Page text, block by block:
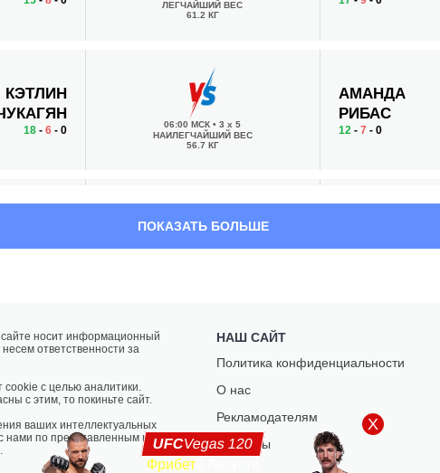
ЛЕГЧАЙШИЙ ВЕС
61.2 КГ
КЭТЛИН
18- 6- 0 06:00 МСК• 3 x 5
НАИЛЕГЧАЙШИЙ ВЕС
56.7 КГ
АМАНДА
РИБАС
12 -7 - 0
ДЖЕЙК
12-5- 0
3 x 5
НАИЛЕГЧАЙШИЙ ВЕС
НАСЦИМЕНТО
МАЙКЛ АЛАН
ПОКАЗАТЬ БОЛЬШЕ
сайте носит информационный
ответственности за
cookie с целью аналитики.
с этим, то покиньте сайт.
ваших интеллектуальных
нами по представленным на
НАШ САЙТ
Политика конфиденциальности
О нас
Рекламодателям
Контакты
UFCVegas 120
9 Августа
Фрибет
X